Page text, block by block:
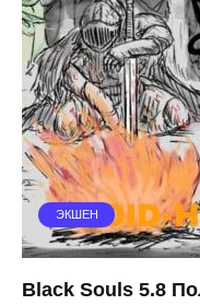
ЭКШЕН
Black Souls 5.8